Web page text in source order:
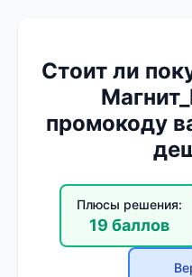
Стоит ли
промокоду
Плюсы решения:
19 баллов